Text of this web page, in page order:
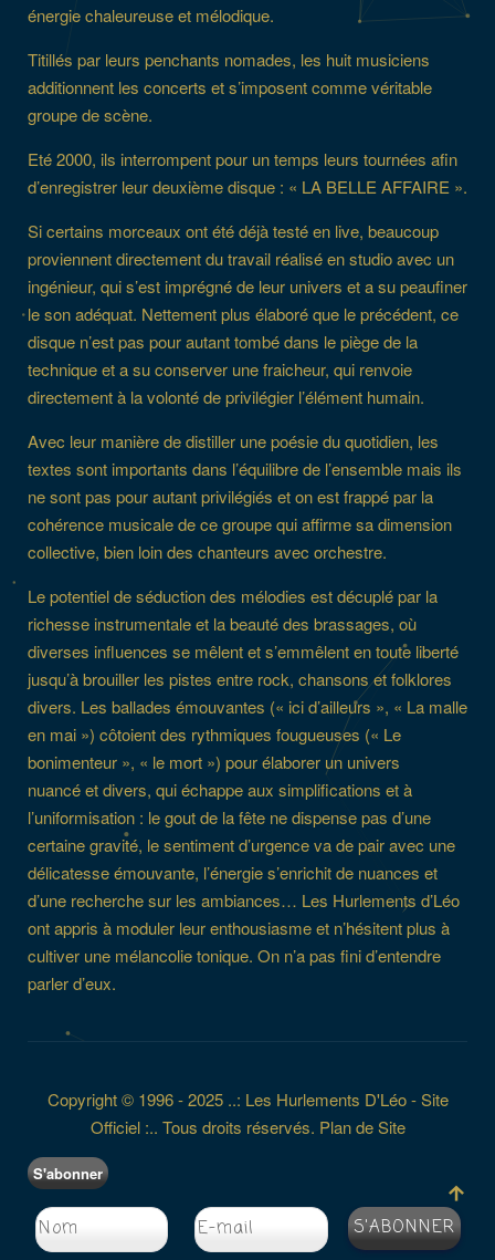
énergie chaleureuse et mélodique.
Titillés par leurs penchants nomades, les huit musiciens
additionnent les concerts et s’imposent comme véritable
groupe de scène.
Eté 2000, ils interrompent pour un temps leurs tournées afin
d’enregistrer leur deuxième disque : « LA BELLE AFFAIRE ».
Si certains morceaux ont été déjà testé en live, beaucoup
proviennent directement du travail réalisé en studio avec un
ingénieur, qui s’est imprégné de leur univers et a su peaufiner
le son adéquat. Nettement plus élaboré que le précédent, ce
disque n’est pas pour autant tombé dans le piège de la
technique et a su conserver une fraicheur, qui renvoie
directement à la volonté de privilégier l’élément humain.
Avec leur manière de distiller une poésie du quotidien, les
textes sont importants dans l’équilibre de l’ensemble mais ils
ne sont pas pour autant privilégiés et on est frappé par la
cohérence musicale de ce groupe qui affirme sa dimension
collective, bien loin des chanteurs avec orchestre.
Le potentiel de séduction des mélodies est décuplé par la
richesse instrumentale et la beauté des brassages, où
diverses influences se mêlent et s’emmêlent en toute liberté
jusqu’à brouiller les pistes entre rock, chansons et folklores
divers. Les ballades émouvantes (« ici d’ailleurs », « La malle
en mai ») côtoient des rythmiques fougueuses (« Le
bonimenteur », « le mort ») pour élaborer un univers
nuancé et divers, qui échappe aux simplifications et à
l’uniformisation : le gout de la fête ne dispense pas d’une
certaine gravité, le sentiment d’urgence va de pair avec une
délicatesse émouvante, l’énergie s’enrichit de nuances et
d’une recherche sur les ambiances… Les Hurlements d’Léo
ont appris à moduler leur enthousiasme et n’hésitent plus à
cultiver une mélancolie tonique. On n’a pas fini d’entendre
parler d’eux.
Copyright © 1996 - 2025 ..: Les Hurlements D'Léo - Site
Officiel :.. Tous droits réservés. Plan de Site
S'abonner